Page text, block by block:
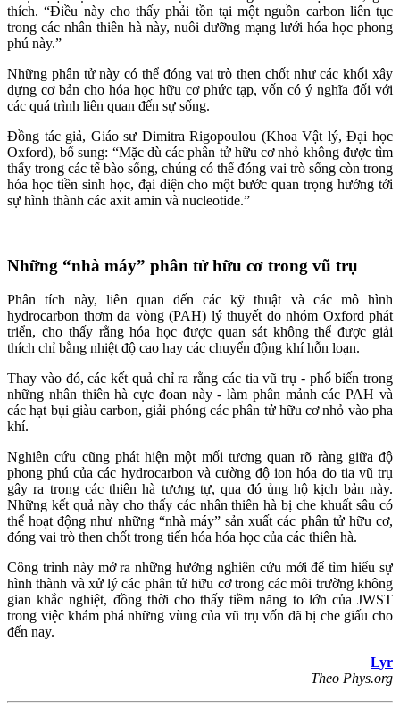
thích. “Điều này cho thấy phải tồn tại một nguồn carbon liên tục
trong các nhân thiên hà này, nuôi dưỡng mạng lưới hóa học phong
phú này.”
Những phân tử này có thể đóng vai trò then chốt như các khối xây
dựng cơ bản cho hóa học hữu cơ phức tạp, vốn có ý nghĩa đối với
các quá trình liên quan đến sự sống.
Đồng tác giả, Giáo sư Dimitra Rigopoulou (Khoa Vật lý, Đại học
Oxford), bổ sung: “Mặc dù các phân tử hữu cơ nhỏ không được tìm
thấy trong các tế bào sống, chúng có thể đóng vai trò sống còn trong
hóa học tiền sinh học, đại diện cho một bước quan trọng hướng tới
sự hình thành các axit amin và nucleotide.”
Những “nhà máy” phân tử hữu cơ trong vũ trụ
Phân tích này, liên quan đến các kỹ thuật và các mô hình
hydrocarbon thơm đa vòng (PAH) lý thuyết do nhóm Oxford phát
triển, cho thấy rằng hóa học được quan sát không thể được giải
thích chỉ bằng nhiệt độ cao hay các chuyển động khí hỗn loạn.
Thay vào đó, các kết quả chỉ ra rằng các tia vũ trụ - phổ biến trong
những nhân thiên hà cực đoan này - làm phân mảnh các PAH và
các hạt bụi giàu carbon, giải phóng các phân tử hữu cơ nhỏ vào pha
khí.
Nghiên cứu cũng phát hiện một mối tương quan rõ ràng giữa độ
phong phú của các hydrocarbon và cường độ ion hóa do tia vũ trụ
gây ra trong các thiên hà tương tự, qua đó ủng hộ kịch bản này.
Những kết quả này cho thấy các nhân thiên hà bị che khuất sâu có
thể hoạt động như những “nhà máy” sản xuất các phân tử hữu cơ,
đóng vai trò then chốt trong tiến hóa hóa học của các thiên hà.
Công trình này mở ra những hướng nghiên cứu mới để tìm hiểu sự
hình thành và xử lý các phân tử hữu cơ trong các môi trường không
gian khắc nghiệt, đồng thời cho thấy tiềm năng to lớn của JWST
trong việc khám phá những vùng của vũ trụ vốn đã bị che giấu cho
đến nay.
Lyr
Theo Phys.org